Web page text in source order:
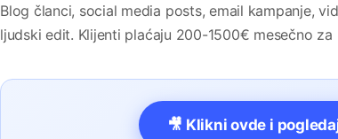
Blog članci, social media posts, email kampanje,
ljudski edit. Klijenti plaćaju 200-1500€ mesečno za
🎥 Klikni ovde i